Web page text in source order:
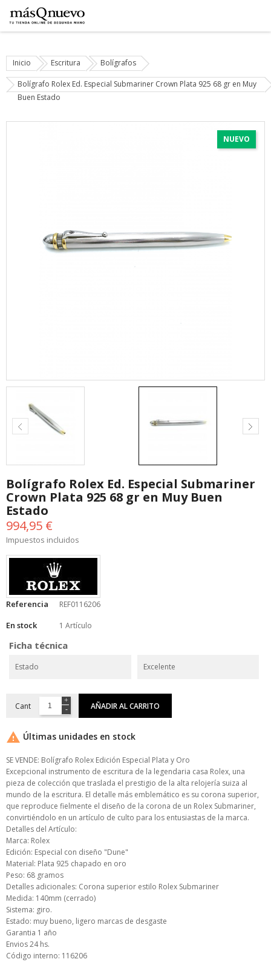
Inicio Escritura Bolígrafos
Bolígrafo Rolex Ed. Especial Submariner Crown Plata 925 68 gr en Muy
Buen Estado
NUEVO
Bolígrafo Rolex Ed. Especial Submariner
Crown Plata 925 68 gr en Muy Buen
Estado
994,95 €
Impuestos incluidos
Referencia REF0116206
En stock 1 Artículo
Ficha técnica
Estado Excelente
Cant AÑADIR AL CARRITO
 Últimas unidades en stock
SE VENDE: Bolígrafo Rolex Edición Especial Plata y Oro
Excepcional instrumento de escritura de la legendaria casa Rolex, una
pieza de colección que traslada el prestigio de la alta relojería suiza al
mundo de la escritura. El detalle más emblemático es su corona superior,
que reproduce fielmente el diseño de la corona de un Rolex Submariner,
convirtiéndolo en un artículo de culto para los entusiastas de la marca.
Detalles del Artículo:
Marca: Rolex
Edición: Especial con diseño "Dune"
Material: Plata 925 chapado en oro
Peso: 68 gramos
Detalles adicionales: Corona superior estilo Rolex Submariner
Medida: 140mm (cerrado)
Sistema: giro.
Estado: muy bueno, ligero marcas de desgaste
Garantia 1 año
Envios 24 hs.
Código interno: 116206